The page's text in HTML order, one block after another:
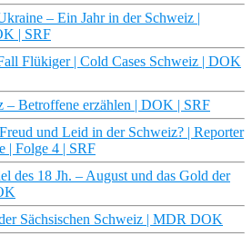
– Ein Jahr in der Schweiz |
| SRF
Flükiger | Cold Cases Schweiz | DOK
– Betroffene erzählen | DOK | SRF
und Leid in der Schweiz? | Reporter
| Folge 4 | SRF
des 18 Jh. – August und das Gold der
Sächsischen Schweiz | MDR DOK